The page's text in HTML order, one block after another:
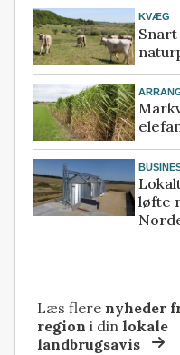
KVÆG
løfte
Læs flere nyheder
region i dinlokale
landbrugsavis